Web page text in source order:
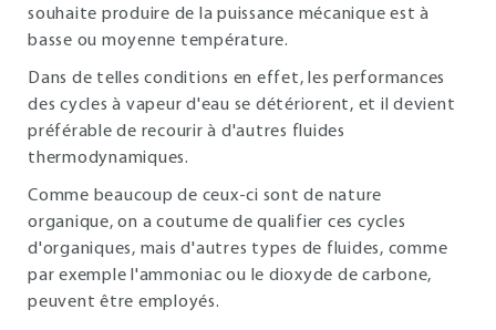
souhaite produire de la puissance mécanique est à
basse ou moyenne température.
Dans de telles conditions en effet, les performances
des cycles à vapeur d'eau se détériorent, et il devient
préférable de recourir à d'autres fluides
thermodynamiques.
Comme beaucoup de ceux-ci sont de nature
organique, on a coutume de qualifier ces cycles
d'organiques, mais d'autres types de fluides, comme
par exemple l'ammoniac ou le dioxyde de carbone,
peuvent être employés.